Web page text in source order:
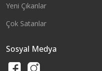
Yeni Çıkanlar
Çok Satanlar
Sosyal Medya